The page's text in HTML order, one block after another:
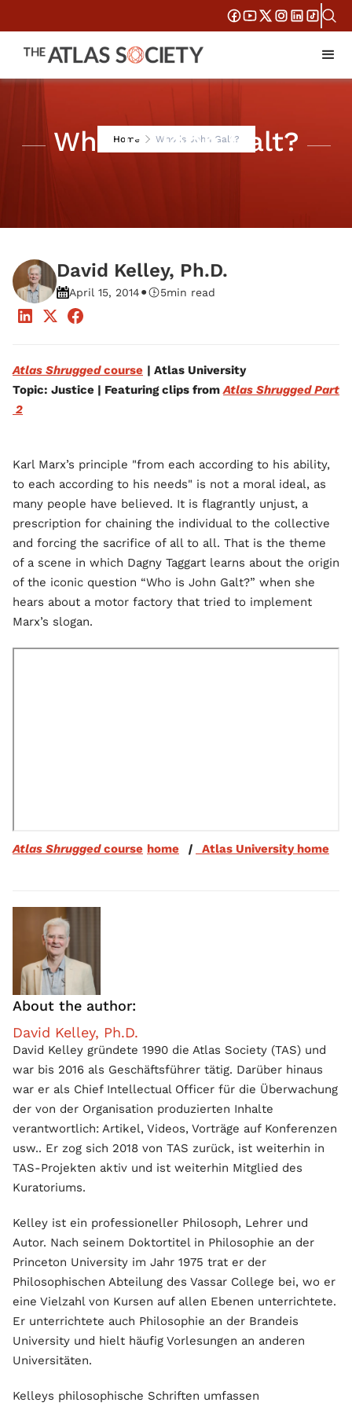
Home Who is John Galt?
Who is John Galt?
David Kelley, Ph.D.
April 15, 2014• 5min read
Atlas Shruggedcourse | Atlas University
Topic: Justice | Featuring clips fromAtlas Shrugged Part
2
Karl Marx’s principle "from each according to his ability,
to each according to his needs" is not a moral ideal, as
many people have believed. It is flagrantly unjust, a
prescription for chaining the individual to the collective
and forcing the sacrifice of all to all. That is the theme
of a scene in which Dagny Taggart learns about the origin
of the iconic question “Who is John Galt?” when she
hears about a motor factory that tried to implement
Marx’s slogan.
Atlas Shruggedcourse home | Atlas University home
About the author:
David Kelley, Ph.D.
David Kelley gründete 1990 die Atlas Society (TAS) und
war bis 2016 als Geschäftsführer tätig. Darüber hinaus
war er als Chief Intellectual Officer für die Überwachung
der von der Organisation produzierten Inhalte
verantwortlich: Artikel, Videos, Vorträge auf Konferenzen
usw.. Er zog sich 2018 von TAS zurück, ist weiterhin in
TAS-Projekten aktiv und ist weiterhin Mitglied des
Kuratoriums.
Kelley ist ein professioneller Philosoph, Lehrer und
Autor. Nach seinem Doktortitel in Philosophie an der
Princeton University im Jahr 1975 trat er der
Philosophischen Abteilung des Vassar College bei, wo er
eine Vielzahl von Kursen auf allen Ebenen unterrichtete.
Er unterrichtete auch Philosophie an der Brandeis
University und hielt häufig Vorlesungen an anderen
Universitäten.
Kelleys philosophische Schriften umfassen